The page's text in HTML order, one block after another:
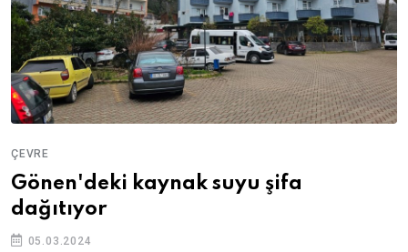
ÇEVRE
Gönen'deki kaynak suyu şifa
dağıtıyor
05.03.2024